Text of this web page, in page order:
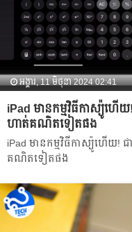
អង្គារ, 11 មិថុនា 2024 02:41
​iPad មាន​កម្មវិធីកាស្យូ៉ហើ
ហាត់គណិតទៀតផង
​iPad មាន​កម្មវិធីកាស្យូ៉ហើយ!
គណិតទៀតផង